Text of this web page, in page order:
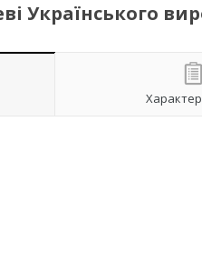
Українського